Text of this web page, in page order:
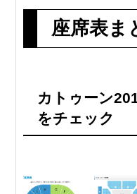
座席表ま
カトゥーン
をチェック